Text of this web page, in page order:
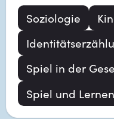
Soziologie
Spiel in der
Spiel und Lernen